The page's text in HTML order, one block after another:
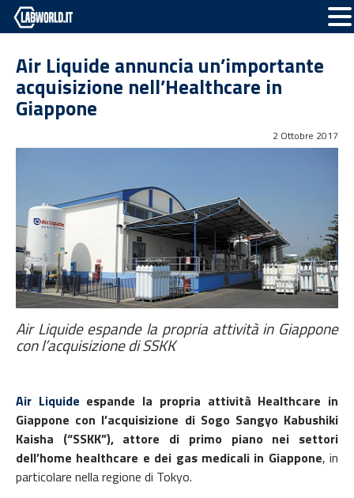
Air Liquide annuncia un’importante
acquisizione nell’Healthcare in
Giappone
2 Ottobre 2017
Air Liquide espande la propria attività in Giappone
con l’acquisizione di SSKK
Air Liquide espande la propria attività Healthcare in
Giappone con l’acquisizione di Sogo Sangyo Kabushiki
Kaisha (“SSKK”), attore di primo piano nei settori
dell’home healthcare e dei gas medicali in Giappone, in
particolare nella regione di Tokyo.